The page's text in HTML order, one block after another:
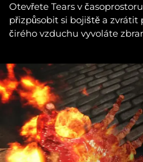
Otevřete Tears v
přizpůsobit si bojiště a zvrátit
čirého vzduchu vyvoláte